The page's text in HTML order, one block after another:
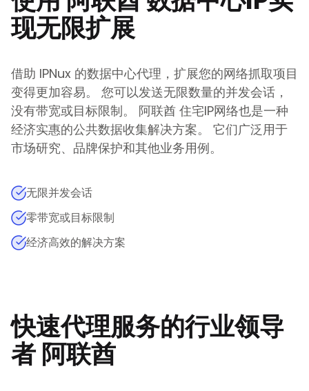
现无限扩展
借助 IPNux 的数据中心代理，扩展您的网络抓取项目
变得更加容易。 您可以发送无限数量的并发会话，
没有带宽或目标限制。
阿联酋 住宅IP网络也是一种
经济实惠的公共数据收集解决方案。 它们广泛用于
市场研究、品牌保护和其他业务用例。
无限并发会话
零带宽或目标限制
经济高效的解决方案
快速代理服务的行业领导
者阿联酋